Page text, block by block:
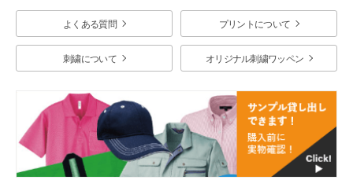
よくある質問 プリントについて
刺繍について オリジナル刺繍ワッペン